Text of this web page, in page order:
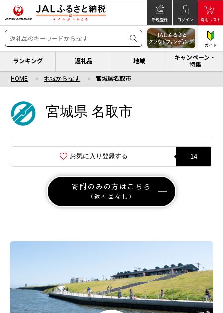
新規登録 ログイン 寄附リスト
ガイド
ランキング 返礼品 地域
キャンペーン・
特集
HOME 地域から探す 宮城県名取市
宮城県 名取市
お気に入り登録する 14
寄附のみの方はこちら
（返礼品なし）